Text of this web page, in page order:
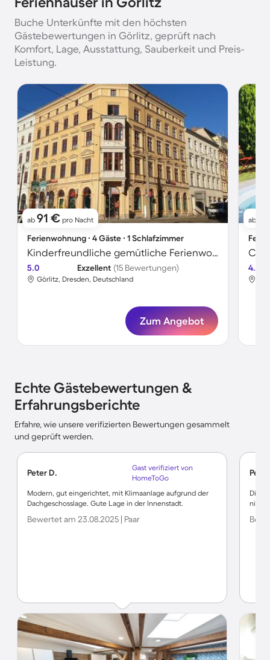
Buche Unterkünfte mit den höchsten
Gästebewertungen in Görlitz, geprüft nach
Komfort, Lage, Ausstattung, Sauberkeit und Preis-
Leistung.
ab 91 € pro Nacht
Ferienwohnung ∙ 4 Gäste ∙ 1 Schlafzimmer
Kinderfreundliche gemütliche Ferienwohnung | Panoramablick | Ideal für Homeoffice
5.0 Exzellent (15 Bewertungen)
Görlitz, Dresden, Deutschland
Zum Angebot
ab
4.7
Echte Gästebewertungen &
Erfahrungsberichte
Erfahre, wie unsere verifizierten Bewertungen gesammelt
und geprüft werden.
Peter D.
Gast verifiziert von
HomeToGo
Modern, gut eingerichtet, mit Klimaanlage aufgrund der
Dachgeschosslage. Gute Lage in der Innenstadt.
Bewertet am 23.08.2025 | Paar
Die